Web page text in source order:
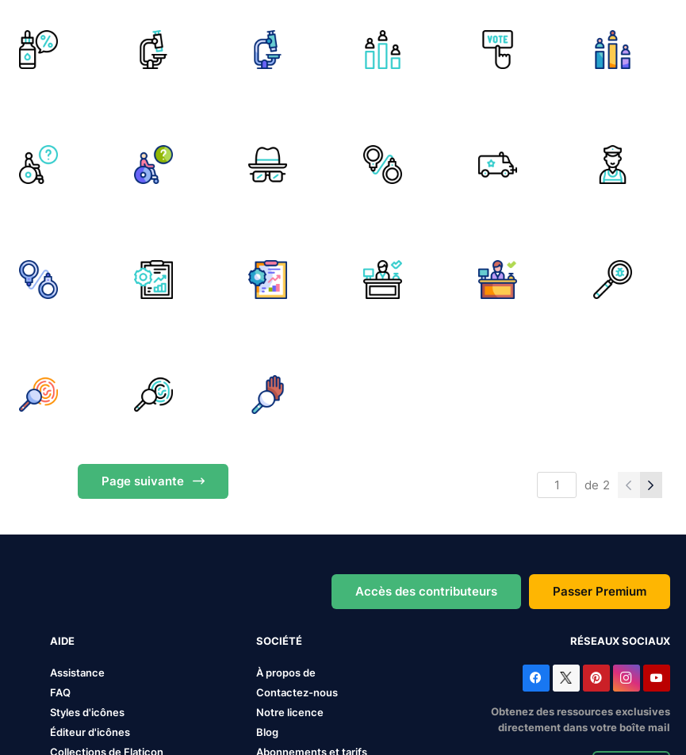
Page suivante de 2
Accès des contributeurs Passer Premium
AIDE
Assistance
FAQ
Styles d'icônes
Éditeur d'icônes
Collections de Flaticon
SOCIÉTÉ
À propos de
Contactez-nous
Notre licence
Blog
Abonnements et tarifs
RÉSEAUX SOCIAUX
Obtenez des ressources exclusives
directement dans votre boîte mail